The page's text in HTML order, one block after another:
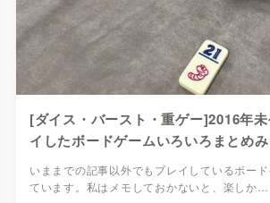
[ダイス・バースト・重ゲー]2016年
イしたボードゲームいろいろまとめ
いままでの記事以外でもプレイしているボー
ています。私はメモしておかないと、楽しか…